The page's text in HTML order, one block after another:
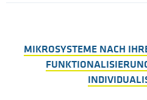
MIKROSYSTEME NACH